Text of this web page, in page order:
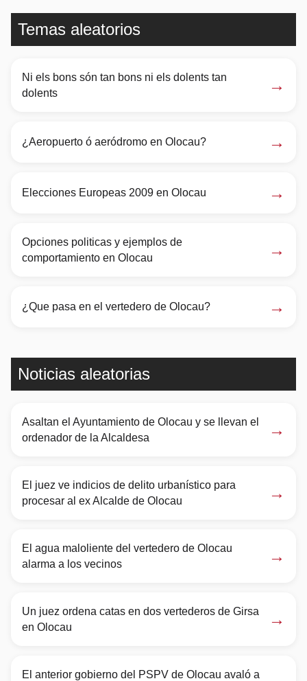
Temas aleatorios
Ni els bons són tan bons ni els dolents tan
dolents
→
¿Aeropuerto ó aeródromo en Olocau? →
Elecciones Europeas 2009 en Olocau →
Opciones politicas y ejemplos de
comportamiento en Olocau
→
¿Que pasa en el vertedero de Olocau? →
Noticias aleatorias
Asaltan el Ayuntamiento de Olocau y se llevan el
ordenador de la Alcaldesa
→
El juez ve indicios de delito urbanístico para
procesar al ex Alcalde de Olocau
→
El agua maloliente del vertedero de Olocau
alarma a los vecinos
→
Un juez ordena catas en dos vertederos de Girsa
en Olocau
→
El anterior gobierno del PSPV de Olocau avaló a